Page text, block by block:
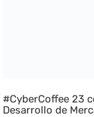
#CyberCoffee 23
Desarrollo de